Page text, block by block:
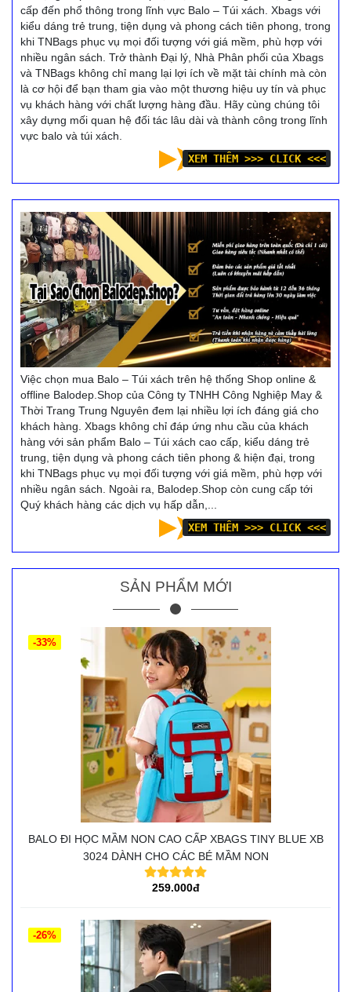
cấp đến phổ thông trong lĩnh vực Balo – Túi xách. Xbags với
kiểu dáng trẻ trung, tiện dụng và phong cách tiên phong, trong
khi TNBags phục vụ mọi đối tượng với giá mềm, phù hợp với
nhiều ngân sách. Trở thành Đại lý, Nhà Phân phối của Xbags
và TNBags không chỉ mang lại lợi ích về mặt tài chính mà còn
là cơ hội để bạn tham gia vào một thương hiệu uy tín và phục
vụ khách hàng với chất lượng hàng đầu. Hãy cùng chúng tôi
xây dựng mối quan hệ đối tác lâu dài và thành công trong lĩnh
vực balo và túi xách.
XEM THÊM >>> CLICK <<<
Việc chọn mua Balo – Túi xách trên hệ thống Shop online &
offline Balodep.Shop của Công ty TNHH Công Nghiệp May &
Thời Trang Trung Nguyên đem lại nhiều lợi ích đáng giá cho
khách hàng. Xbags không chỉ đáp ứng nhu cầu của khách
hàng với sản phẩm Balo – Túi xách cao cấp, kiểu dáng trẻ
trung, tiện dụng và phong cách tiên phong & hiện đại, trong
khi TNBags phục vụ mọi đối tượng với giá mềm, phù hợp với
nhiều ngân sách. Ngoài ra, Balodep.Shop còn cung cấp tới
Quý khách hàng các dịch vụ hấp dẫn,...
XEM THÊM >>> CLICK <<<
SẢN PHẨM MỚI
BALO ĐI HỌC MẦM NON CAO CẤP XBAGS TINY BLUE XB
3024 DÀNH CHO CÁC BÉ MẦM NON
259.000đ
-33%
-26%